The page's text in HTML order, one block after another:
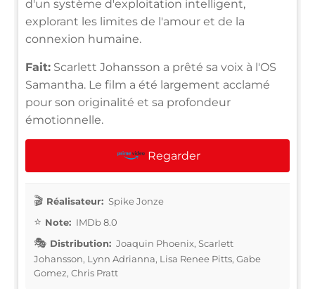
d'un système d'exploitation intelligent,
explorant les limites de l'amour et de la
connexion humaine.
Fait: Scarlett Johansson a prêté sa voix à l'OS
Samantha. Le film a été largement acclamé
pour son originalité et sa profondeur
émotionnelle.
Regarder
Réalisateur: Spike Jonze
Note: IMDb 8.0
Distribution: Joaquin Phoenix, Scarlett
Johansson, Lynn Adrianna, Lisa Renee Pitts, Gabe
Gomez, Chris Pratt